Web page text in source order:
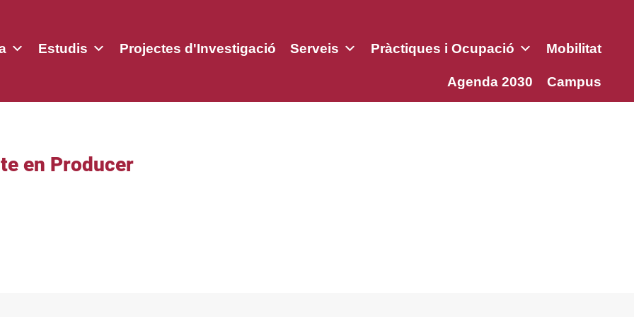
Estudis Projectes d'Investigació Serveis Pràctiques i Ocupació Mobilitat
Agenda 2030 Campus
en Producer